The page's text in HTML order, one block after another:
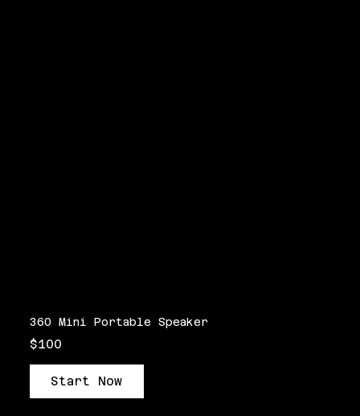
360 Mini Portable Speaker
$100
Start Now